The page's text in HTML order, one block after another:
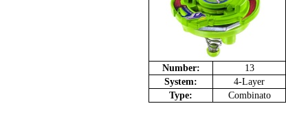
Number:
13
System:
4-Layer
Type:
Combinato